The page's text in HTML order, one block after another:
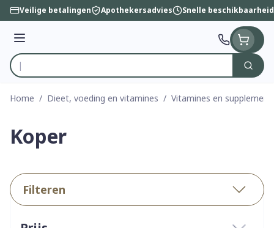
Ga naar de inhoud
Veilige betalingen Apothekersadvies Snelle beschikbaarheid
Menu
Product, merk, categorie...
Zoek
Home / Dieet, voeding en vitamines / Vitamines en
Koper
Filteren